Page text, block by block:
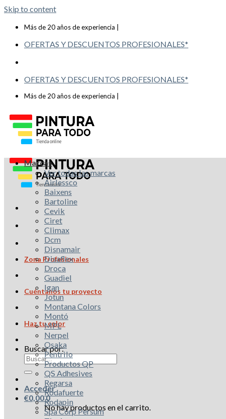
Skip to content
Más de 20 años de experiencia |
OFERTAS Y DESCUENTOS PROFESIONALES*
OFERTAS Y DESCUENTOS PROFESIONALES*
Más de 20 años de experiencia |
Zona Profesionales
Cuéntanos tu proyecto
Haz tu color
Buscar por:
Acceder
€0,000
No hay productos en el carrito.
Marcas
Ver todas las marcas
Airlessco
Baixens
Bartoline
Cevik
Ciret
Climax
Dcm
Disnamair
Disaflex
Droca
Guadiel
Igan
Jotun
Montana Colors
Montó
MPL
Nerpel
Osaka
Pentrilo
Productos QP
QS Adhesives
Regarsa
Rodafuerte
Rodapin
Spa Corp Persum